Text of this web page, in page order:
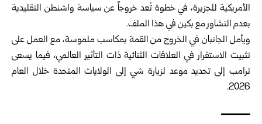
الأمريكية للجزيرة، في خطوة تُعد خروجاً عن سياسة واشنطن التقليدية
بعدم التشاور مع بكين في هذا الملف.
ويأمل الجانبان في الخروج من القمة بمكاسب ملموسة، مع العمل على
تثبيت الاستقرار في العلاقات الثنائية ذات التأثير العالمي، فيما يسعى
ترامب إلى تحديد موعد لزيارة شي إلى الولايات المتحدة خلال العام
2026.